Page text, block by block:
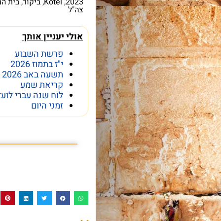
צה"ל
אולי יעניין אותך
פרשת השבוע
י"ז בתמוז 2026
תשעה באב 2026
קריאת שמע
לוח שנה עברי
זמני היום